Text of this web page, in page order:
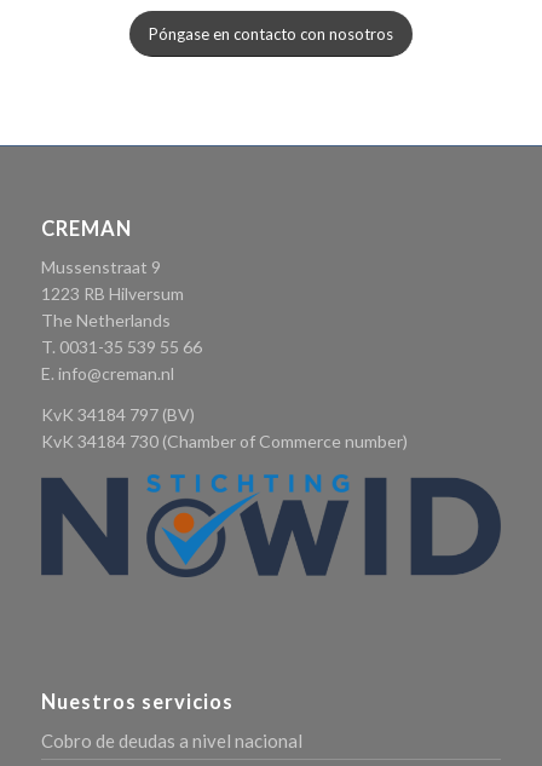
Póngase en contacto con nosotros
CREMAN
Mussenstraat 9
1223 RB Hilversum
The Netherlands
T. 0031-35 539 55 66
E. info@creman.nl
KvK 34184 797 (BV)
KvK 34184 730 (Chamber of Commerce number)
Nuestros servicios
Cobro de deudas a nivel nacional